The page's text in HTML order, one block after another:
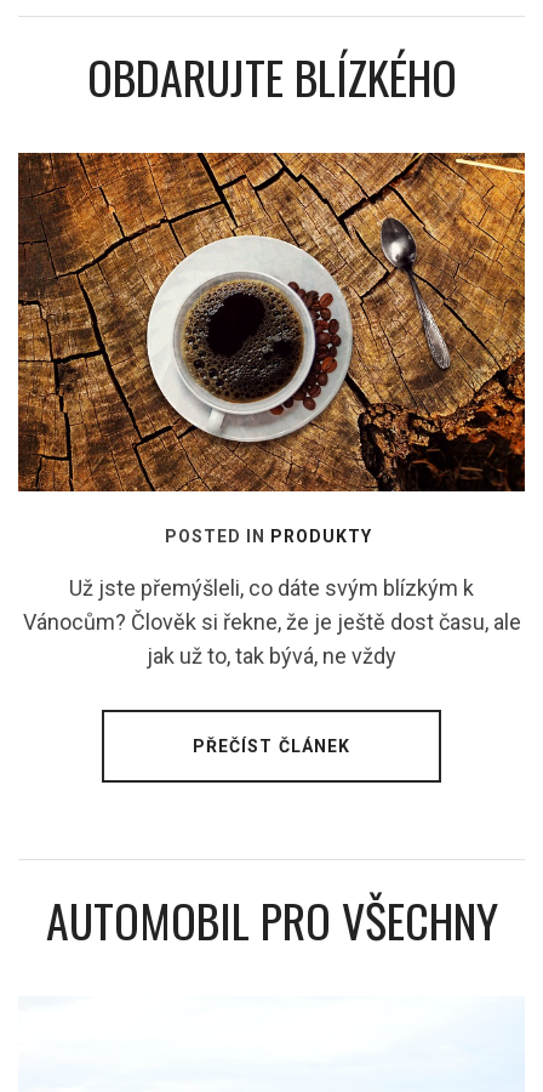
OBDARUJTE BLÍZKÉHO
POSTED IN PRODUKTY
Už jste přemýšleli, co dáte svým blízkým k
Vánocům? Člověk si řekne, že je ještě dost času, ale
jak už to, tak bývá, ne vždy
PŘEČÍST ČLÁNEK
AUTOMOBIL PRO VŠECHNY